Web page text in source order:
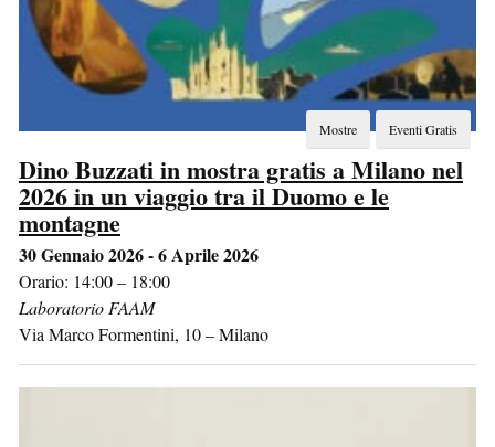
Eventi Gratis
Mostre
Dino Buzzati in mostra gratis a Milano nel
2026 in un viaggio tra il Duomo e le
montagne
30 Gennaio 2026 - 6 Aprile 2026
Orario: 14:00 – 18:00
Laboratorio FAAM
Via Marco Formentini, 10–Milano